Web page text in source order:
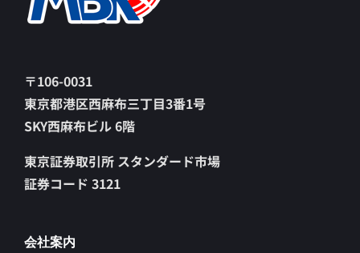
〒106-0031
東京都港区西麻布三丁目3番1号
SKY西麻布ビル 6階
東京証券取引所 スタンダード市場
証券コード 3121
会社案内